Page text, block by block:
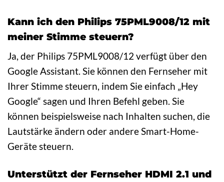
Kann ich den Philips 75PML9008/12 mit
meiner Stimme steuern?
Ja, der Philips 75PML9008/12 verfügt über den
Google Assistant. Sie können den Fernseher mit
Ihrer Stimme steuern, indem Sie einfach „Hey
Google“ sagen und Ihren Befehl geben. Sie
können beispielsweise nach Inhalten suchen, die
Lautstärke ändern oder andere Smart-Home-
Geräte steuern.
Unterstützt der Fernseher HDMI 2.1 und